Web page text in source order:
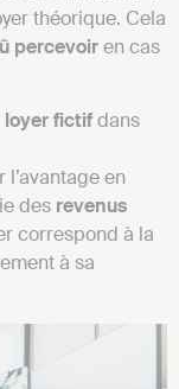
théorique. Cela
percevoiren cas
loyer fictifdans
l’avantage en
des revenus
correspond à la
à sa